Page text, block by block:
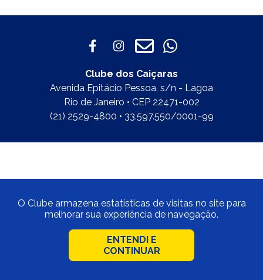
Clube dos Caiçaras
Avenida Epitácio Pessoa, s/n - Lagoa
Rio de Janeiro • CEP 22471-002
(21) 2529-4800 • 33.597.550/0001-99
O Clube armazena estatísticas de visitas no site para
melhorar sua experiência de navegação.
ENTENDI E
CONTINUAR